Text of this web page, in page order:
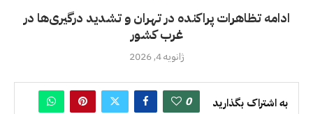
ادامه تظاهرات پراکنده در تهران و تشدید درگیری‌ها در
غرب کشور
ژانویه 4, 2026
به اشتراک بگذارید 0